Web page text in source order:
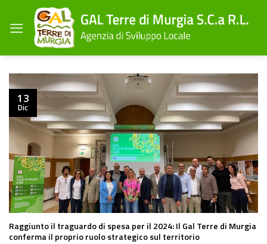
contenuti
Raggiunto il traguardo di spesa per il 2024: Il Gal Terre di Murgia
conferma il proprio ruolo strategico sul territorio
13
Dic